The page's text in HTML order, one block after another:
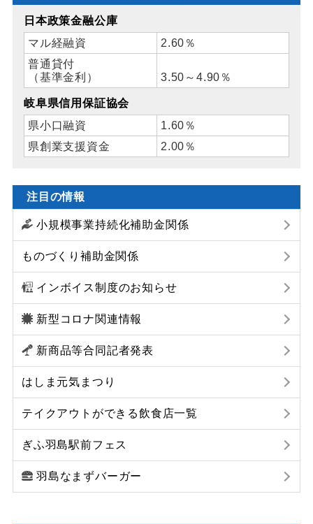
日本政策金融公庫
マル経融資
2.60％
普通貸付
（基準金利）
3.50～4.90％
岐阜県信用保証協会
県小口融資
1.60％
県創業支援資金
2.00％
注目の情報
小規模事業持続化補助金関係
ものづくり補助金関係
インボイス制度のお知らせ
新型コロナ関連情報
新商品等合同記者発表
はしま元気まつり
テイクアウトができる飲食店一覧
ぎふ羽島駅前フェス
羽島なまずバーガー